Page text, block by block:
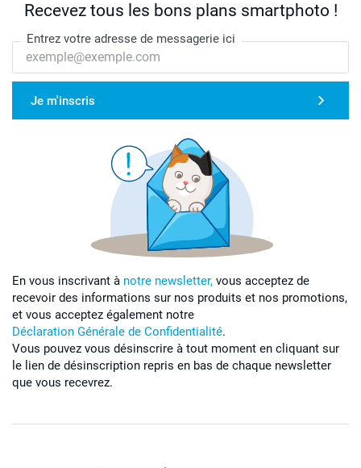
Recevez tous les bons plans smartphoto !
Entrez votre adresse de messagerie ici
Je m'inscris
En vous inscrivant à notre newsletter, vous acceptez de
recevoir des informations sur nos produits et nos promotions,
et vous acceptez également notre
Déclaration Générale de Confidentialité.
Vous pouvez vous désinscrire à tout moment en cliquant sur
le lien de désinscription repris en bas de chaque newsletter
que vous recevrez.